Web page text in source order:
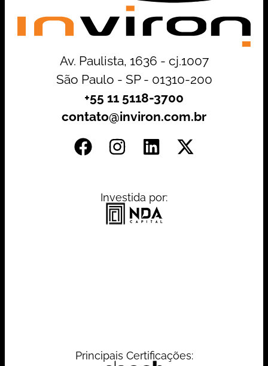
Av. Paulista, 1636 - cj.1007
São Paulo - SP - 01310-200
+55 11 5118-3700
contato@inviron.com.br
Investida por:
Principais Certificações: